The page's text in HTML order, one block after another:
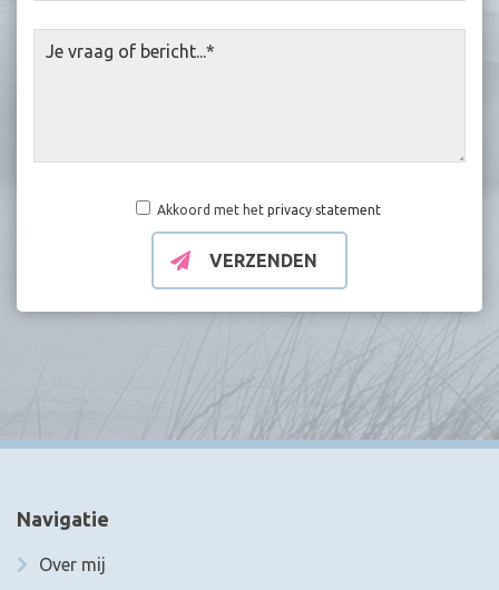
Akkoord met het privacy statement
VERZENDEN
Navigatie
Over mij